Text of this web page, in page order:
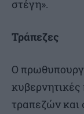
στέγη».
Τράπεζες
Ο
τραπεζών και